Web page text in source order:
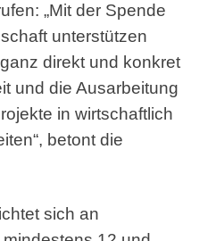
„Mit der Spende
unterstützen
direkt und konkret
und die Ausarbeitung
in wirtschaftlich
betont die
sich an